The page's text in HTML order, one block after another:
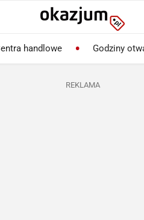
handlowe Godziny
REKLAMA